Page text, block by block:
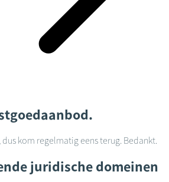
kom regelmatig eens terug. Bedankt.
juridische domeinen